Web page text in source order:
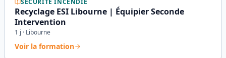
SÉCURITÉ INCENDIE
Recyclage ESI Libourne | Équipier Seconde
Intervention
1 j · Libourne
Voir la formation